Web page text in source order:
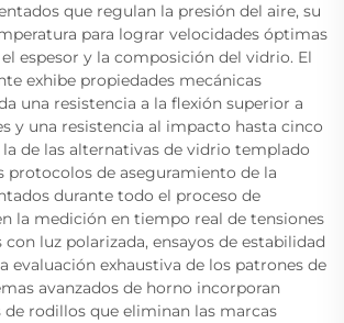
que regulan la presión del aire, su
para lograr velocidades óptimas
espesor y la composición del vidrio. El
exhibe propiedades mecánicas
una resistencia a la flexión superior a
y una resistencia al impacto hasta cinco
de las alternativas de vidrio templado
protocolos de aseguramiento de la
durante todo el proceso de
la medición en tiempo real de tensiones
luz polarizada, ensayos de estabilidad
evaluación exhaustiva de los patrones de
avanzados de horno incorporan
de rodillos que eliminan las marcas